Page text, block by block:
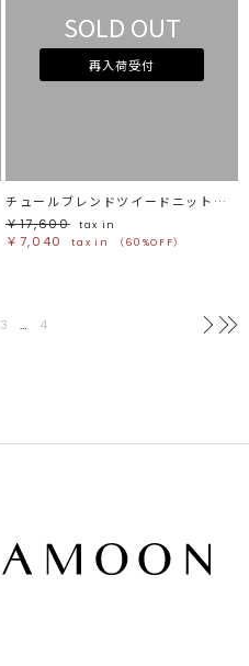
SOLD OUT
再入荷受付
チュールブレンドツイードニットカーディガン
￥17,600
tax in
￥7,040 tax in （60%OFF）
3 … 4 次へ